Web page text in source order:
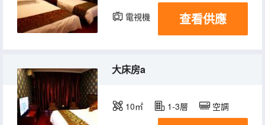
電視機 查看供應
大床房a
10㎡ 1-3層 空調